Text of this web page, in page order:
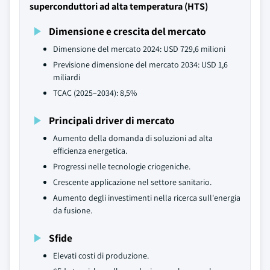
superconduttori ad alta temperatura (HTS)
Dimensione e crescita del mercato
Dimensione del mercato 2024: USD 729,6 milioni
Previsione dimensione del mercato 2034: USD 1,6
miliardi
TCAC (2025–2034): 8,5%
Principali driver di mercato
Aumento della domanda di soluzioni ad alta
efficienza energetica.
Progressi nelle tecnologie criogeniche.
Crescente applicazione nel settore sanitario.
Aumento degli investimenti nella ricerca sull'energia
da fusione.
Sfide
Elevati costi di produzione.